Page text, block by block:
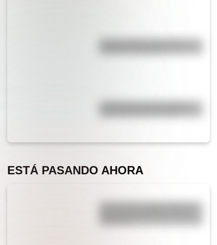
Duda resuelta: ¿es el Truco
realmente argentino?
¿Cuáles son las 10 ciudades
más pobladas de Europa?
ESTÁ PASANDO AHORA
¿Por qué los cordones tienen